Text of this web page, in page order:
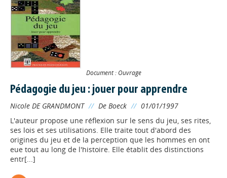
Document : Ouvrage
Pédagogie du jeu : jouer pour apprendre
Nicole DE GRANDMONT // De Boeck // 01/01/1997
L'auteur propose une réflexion sur le sens du jeu, ses rites,
ses lois et ses utilisations. Elle traite tout d'abord des
origines du jeu et de la perception que les hommes en ont
eue tout au long de l'histoire. Elle établit des distinctions
entr[...]